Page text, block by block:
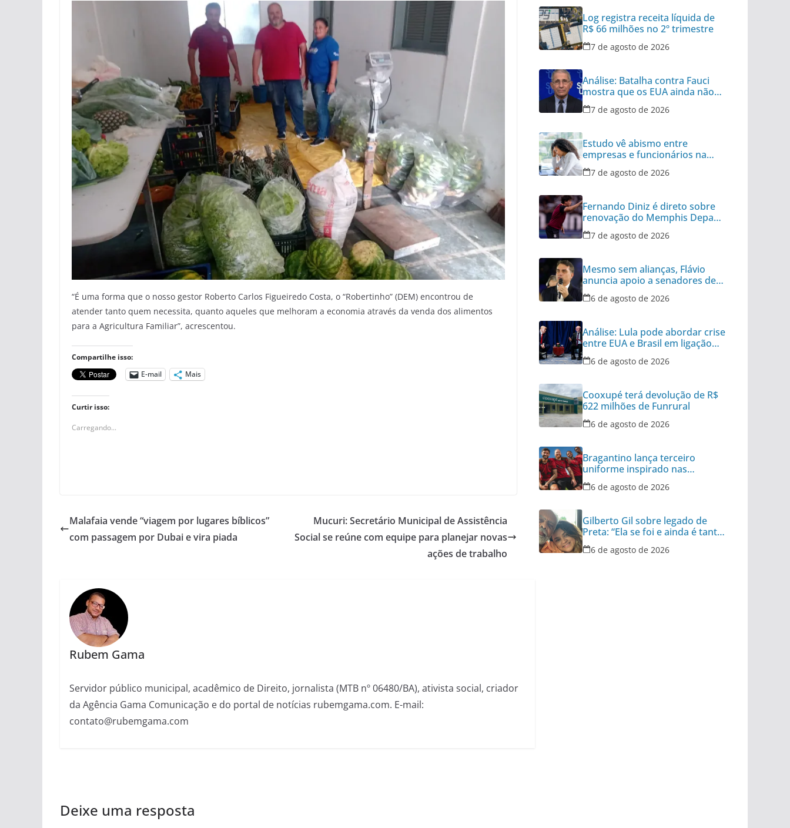
“É uma forma que o nosso gestor Roberto Carlos Figueiredo Costa, o “Robertinho” (DEM) encontrou de
atender tanto quem necessita, quanto aqueles que melhoram a economia através da venda dos alimentos
para a Agricultura Familiar”, acrescentou.
Compartilhe isso:
E-mail
Mais
Curtir isso:
Carregando...
Malafaia vende “viagem por lugares bíblicos”
com passagem por Dubai e vira piada
Mucuri: Secretário Municipal de Assistência
Social se reúne com equipe para planejar novas
ações de trabalho
Rubem Gama
Servidor público municipal, acadêmico de Direito, jornalista (MTB nº 06480/BA), ativista social, criador
da Agência Gama Comunicação e do portal de notícias rubemgama.com. E-mail:
contato@rubemgama.com
Deixe uma resposta
Log registra receita líquida de
R$ 66 milhões no 2º trimestre
7 de agosto de 2026
Análise: Batalha contra Fauci
mostra que os EUA ainda não
superaram a Covid
7 de agosto de 2026
Estudo vê abismo entre
empresas e funcionários na
desconexão pós-expediente
7 de agosto de 2026
Fernando Diniz é direto sobre
renovação do Memphis Depay
com Corinthians
7 de agosto de 2026
Mesmo sem alianças, Flávio
anuncia apoio a senadores de
outros 8 partidos
6 de agosto de 2026
Análise: Lula pode abordar crise
entre EUA e Brasil em ligação
para Trump
6 de agosto de 2026
Cooxupé terá devolução de R$
622 milhões de Funrural
6 de agosto de 2026
Bragantino lança terceiro
uniforme inspirado nas
categorias de base
6 de agosto de 2026
Gilberto Gil sobre legado de
Preta: “Ela se foi e ainda é tanta
coisa”
6 de agosto de 2026